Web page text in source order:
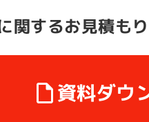
関するお見積も
資料ダウ